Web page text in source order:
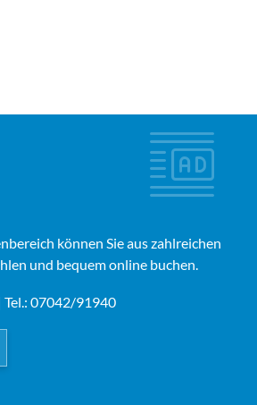
können Sie aus zahlreichen
und bequem online buchen.
Tel.: 07042/91940